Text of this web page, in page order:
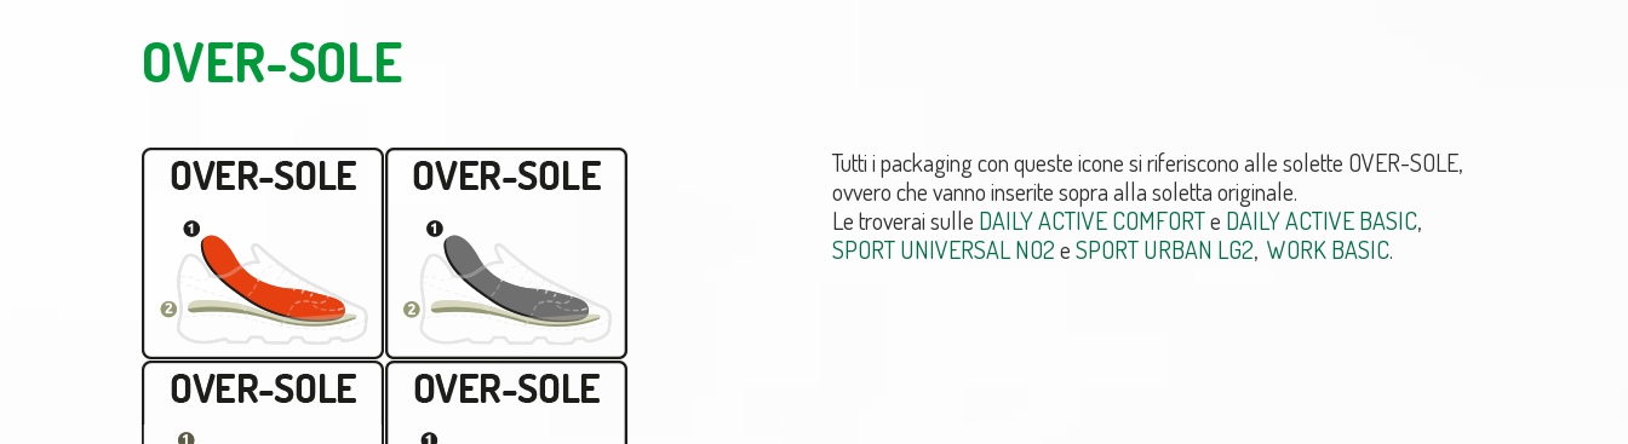
OVER-SOLE
Tutti i packaging con queste icone si riferiscono alle solette OVER-SOLE,
ovvero che vanno inserite sopra alla soletta originale.
Le troverai sulle DAILY ACTIVE COMFORTe DAILY ACTIVE BASIC,
SPORT UNIVERSAL NO2eSPORT URBAN LG2, WORK BASIC.